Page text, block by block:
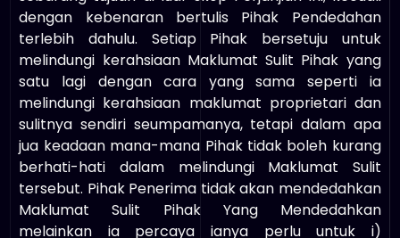
dengan kebenaran bertulis Pihak Pendedahan
terlebih dahulu. Setiap Pihak bersetuju untuk
melindungi kerahsiaan Maklumat Sulit Pihak yang
satu lagi dengan cara yang sama seperti ia
melindungi kerahsiaan maklumat proprietari dan
sulitnya sendiri seumpamanya, tetapi dalam apa
jua keadaan mana-mana Pihak tidak boleh kurang
berhati-hati dalam melindungi Maklumat Sulit
tersebut. Pihak Penerima tidak akan mendedahkan
Maklumat Sulit Pihak Yang Mendedahkan
melainkan ia percaya ianya perlu untuk i)